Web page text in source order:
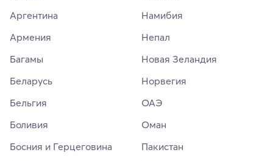
Аргентина
Армения
Багамы
Беларусь
Бельгия
Боливия
Босния и Герцеговина
Намибия
Непал
Новая Зеландия
Норвегия
ОАЭ
Оман
Пакистан